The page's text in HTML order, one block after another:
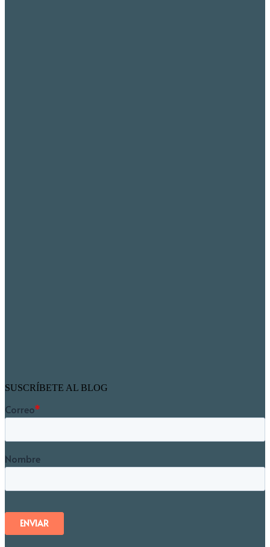
SUSCRÍBETE AL BLOG